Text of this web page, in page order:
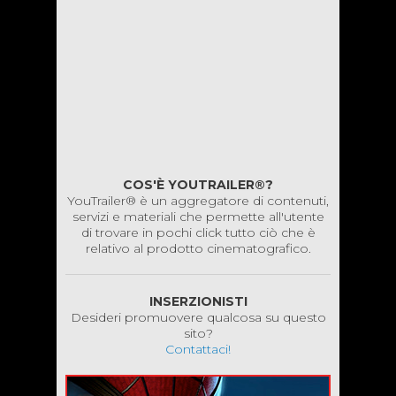
COS'È YOUTRAILER®?
YouTrailer® è un aggregatore di contenuti,
servizi e materiali che permette all'utente
di trovare in pochi click tutto ciò che è
relativo al prodotto cinematografico.
INSERZIONISTI
Desideri promuovere qualcosa su questo
sito?
Contattaci!